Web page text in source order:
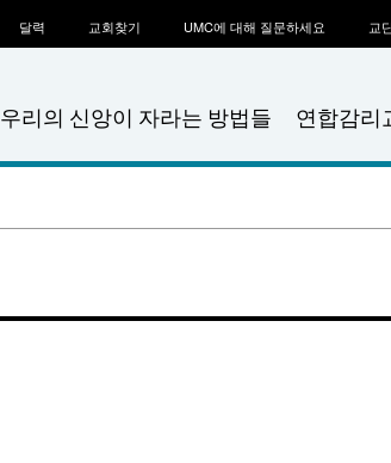
우리의 신앙이 자라는 방법들 연합감리
달력 교회찾기 UMC에 대해 질문하세요 교